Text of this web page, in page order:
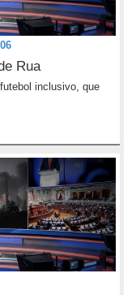
Rua
inclusivo, que